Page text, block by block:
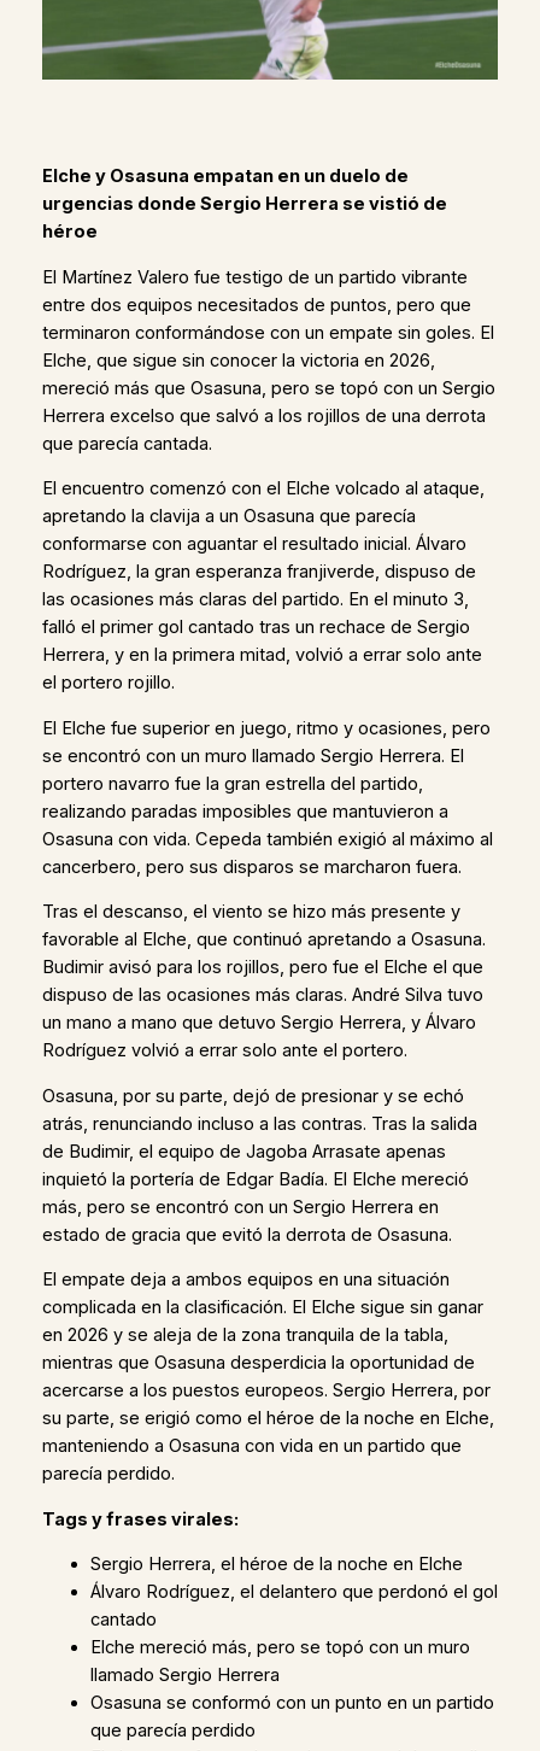
Elche y Osasuna empatan en un duelo de
urgencias donde Sergio Herrera se vistió de
héroe
El Martínez Valero fue testigo de un partido vibrante
entre dos equipos necesitados de puntos, pero que
terminaron conformándose con un empate sin goles. El
Elche, que sigue sin conocer la victoria en 2026,
mereció más que Osasuna, pero se topó con un Sergio
Herrera excelso que salvó a los rojillos de una derrota
que parecía cantada.
El encuentro comenzó con el Elche volcado al ataque,
apretando la clavija a un Osasuna que parecía
conformarse con aguantar el resultado inicial. Álvaro
Rodríguez, la gran esperanza franjiverde, dispuso de
las ocasiones más claras del partido. En el minuto 3,
falló el primer gol cantado tras un rechace de Sergio
Herrera, y en la primera mitad, volvió a errar solo ante
el portero rojillo.
El Elche fue superior en juego, ritmo y ocasiones, pero
se encontró con un muro llamado Sergio Herrera. El
portero navarro fue la gran estrella del partido,
realizando paradas imposibles que mantuvieron a
Osasuna con vida. Cepeda también exigió al máximo al
cancerbero, pero sus disparos se marcharon fuera.
Tras el descanso, el viento se hizo más presente y
favorable al Elche, que continuó apretando a Osasuna.
Budimir avisó para los rojillos, pero fue el Elche el que
dispuso de las ocasiones más claras. André Silva tuvo
un mano a mano que detuvo Sergio Herrera, y Álvaro
Rodríguez volvió a errar solo ante el portero.
Osasuna, por su parte, dejó de presionar y se echó
atrás, renunciando incluso a las contras. Tras la salida
de Budimir, el equipo de Jagoba Arrasate apenas
inquietó la portería de Edgar Badía. El Elche mereció
más, pero se encontró con un Sergio Herrera en
estado de gracia que evitó la derrota de Osasuna.
El empate deja a ambos equipos en una situación
complicada en la clasificación. El Elche sigue sin ganar
en 2026 y se aleja de la zona tranquila de la tabla,
mientras que Osasuna desperdicia la oportunidad de
acercarse a los puestos europeos. Sergio Herrera, por
su parte, se erigió como el héroe de la noche en Elche,
manteniendo a Osasuna con vida en un partido que
parecía perdido.
Tags y frases virales:
Sergio Herrera, el héroe de la noche en Elche
Álvaro Rodríguez, el delantero que perdonó el gol
cantado
Elche mereció más, pero se topó con un muro
llamado Sergio Herrera
Osasuna se conformó con un punto en un partido
que parecía perdido